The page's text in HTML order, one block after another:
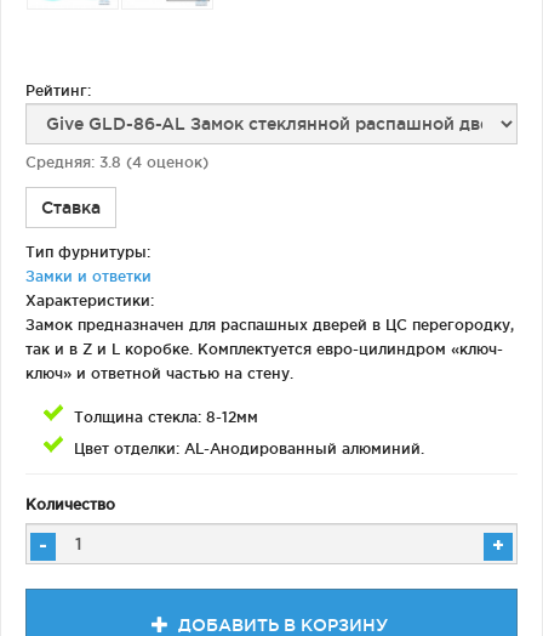
Рейтинг:
Средняя: 3.8 (4 оценок)
Ставка
Тип фурнитуры:
Замки и ответки
Характеристики:
Замок предназначен для распашных дверей в ЦС перегородку,
так и в Z и L коробке. Комплектуется евро-цилиндром «ключ-
ключ» и ответной частью на стену.
Толщина стекла: 8-12мм
Цвет отделки: AL-Анодированный алюминий.
Количество
- +
ДОБАВИТЬ В КОРЗИНУ